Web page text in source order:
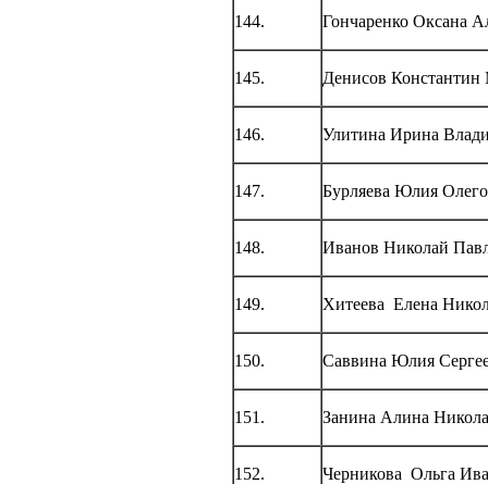
144. Гончаренко Оксана
145. Денисов
146. Улитина Ирина
147. Бурляева Юлия
148. Иванов Николай
149. Хитеева Елена
150. Саввина Юлия
151. Занина Алина
152. Черникова Ольга